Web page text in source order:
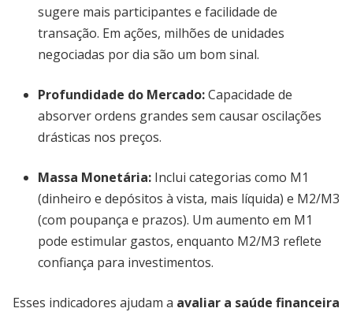
sugere mais participantes e facilidade de
transação. Em ações, milhões de unidades
negociadas por dia são um bom sinal.
Profundidade do Mercado:Capacidade de
absorver ordens grandes sem causar oscilações
drásticas nos preços.
Massa Monetária: Inclui categorias como M1
(dinheiro e depósitos à vista, mais líquida) e M2/M3
(com poupança e prazos). Um aumento em M1
pode estimular gastos, enquanto M2/M3 reflete
confiança para investimentos.
Esses indicadores ajudam a avaliar a saúde financeira